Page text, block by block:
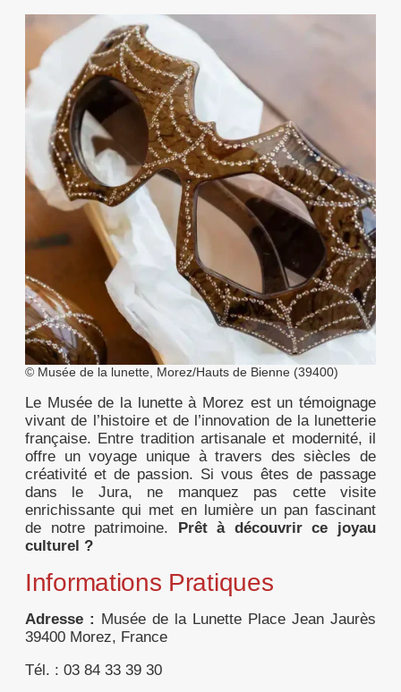
© Musée de la lunette, Morez/Hauts de Bienne (39400)
Le Musée de la lunette à Morez est un témoignage
vivant de l’histoire et de l’innovation de la lunetterie
française. Entre tradition artisanale et modernité, il
offre un voyage unique à travers des siècles de
créativité et de passion. Si vous êtes de passage
dans le Jura, ne manquez pas cette visite
enrichissante qui met en lumière un pan fascinant
de notre patrimoine.
Prêt à découvrir ce joyau
culturel ?
Informations Pratiques
Adresse : Musée de la Lunette Place Jean Jaurès
39400 Morez, France
Tél. : 03 84 33 39 30